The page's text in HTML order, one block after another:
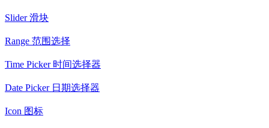
Slider 滑块
Range 范围选择
Time Picker 时间选择器
Date Picker 日期选择器
Icon 图标